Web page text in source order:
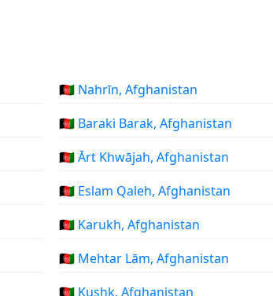
🇦🇫 Nahrīn, Afghanistan
🇦🇫 Baraki Barak, Afghanistan
🇦🇫 Ārt Khwājah, Afghanistan
🇦🇫 Eslam Qaleh, Afghanistan
🇦🇫 Karukh, Afghanistan
🇦🇫 Mehtar Lām, Afghanistan
🇦🇫 Kushk, Afghanistan